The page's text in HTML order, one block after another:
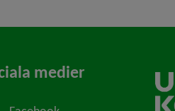
medier